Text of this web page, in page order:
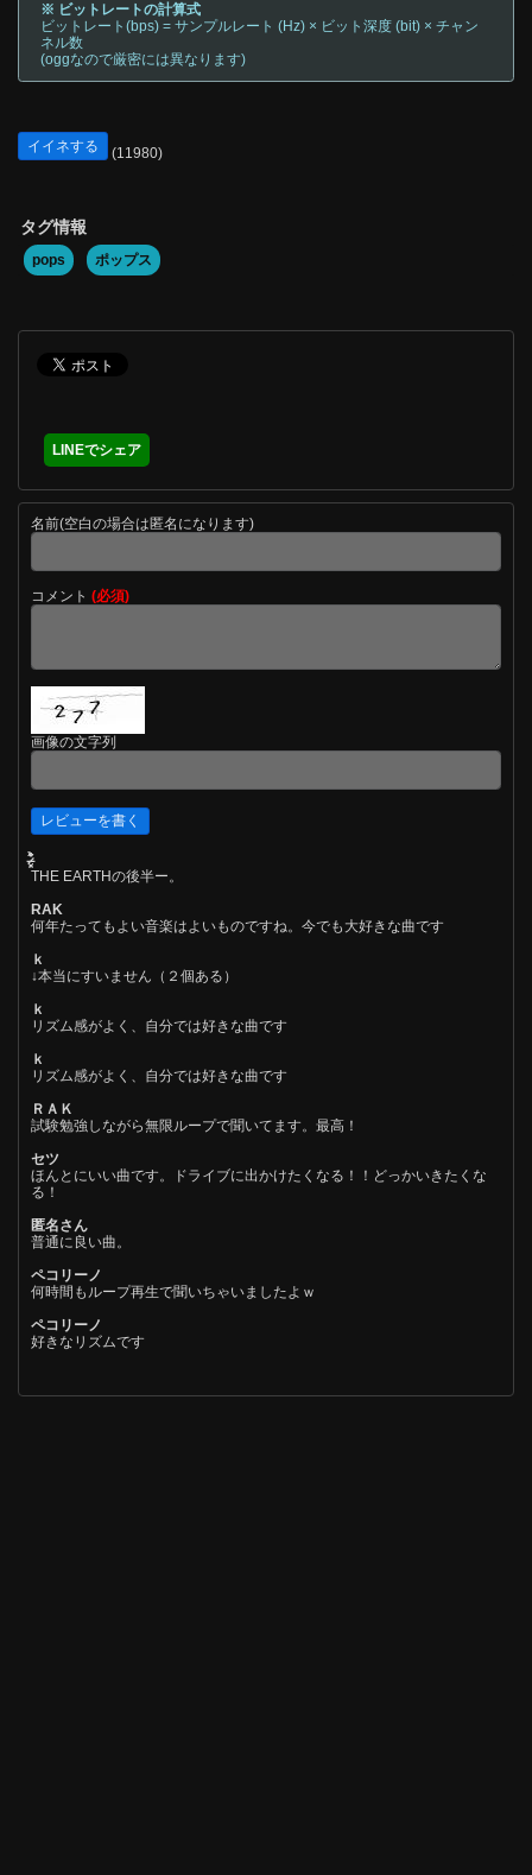
※ ビットレートの計算式
ビットレート(bps) = サンプルレート (Hz) × ビット深度 (bit) × チャン
ネル数
(oggなので厳密には異なります)
イイネする (11980)
タグ情報
pops ポップス
LINEでシェア
名前(空白の場合は匿名になります)
コメント (必須)
画像の文字列
THE EARTHの後半ー。
RAK
何年たってもよい音楽はよいものですね。今でも大好きな曲です
ｋ
↓本当にすいません（２個ある）
ｋ
リズム感がよく、自分では好きな曲です
ｋ
リズム感がよく、自分では好きな曲です
ＲＡＫ
試験勉強しながら無限ループで聞いてます。最高！
セツ
ほんとにいい曲です。ドライブに出かけたくなる！！どっかいきたくな
る！
匿名さん
普通に良い曲。
ペコリーノ
何時間もループ再生で聞いちゃいましたよｗ
ペコリーノ
好きなリズムです